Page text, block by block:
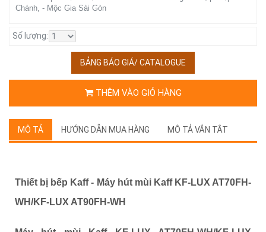
Chánh, - Mộc Gia Sài Gòn
Số lượng:
BẢNG BÁO GIÁ/ CATALOGUE
THÊM VÀO GIỎ HÀNG
MÔ TẢ HƯỚNG DẪN MUA HÀNG MÔ TẢ VẮN TẮT
Thiết bị bếp Kaff - Máy hút mùi Kaff KF-LUX AT70FH-
WH/KF-LUX AT90FH-WH